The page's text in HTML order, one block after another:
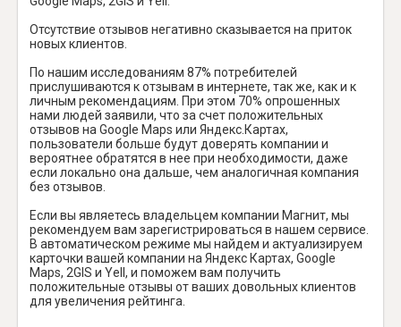
Отсутствие отзывов негативно сказывается на приток
новых клиентов.
По нашим исследованиям 87% потребителей
прислушиваются к отзывам в интернете, так же, как и к
личным рекомендациям. При этом 70% опрошенных
нами людей заявили, что за счет положительных
отзывов на Google Maps или Яндекс.Картах,
пользователи больше будут доверять компании и
вероятнее обратятся в нее при необходимости, даже
если локально она дальше, чем аналогичная компания
без отзывов.
Если вы являетесь владельцем компании Магнит, мы
рекомендуем вам зарегистрироваться в нашем сервисе.
В автоматическом режиме мы найдем и актуализируем
карточки вашей компании на Яндекс Картах, Google
Maps, 2GIS и Yell, и поможем вам получить
положительные отзывы от ваших довольных клиентов
для увеличения рейтинга.